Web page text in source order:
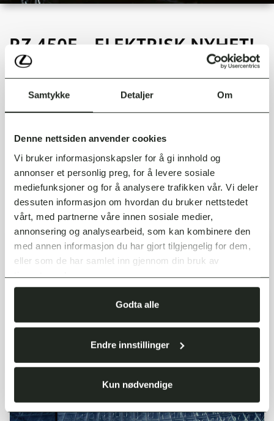
Samtykke Detaljer Om
Denne nettsiden anvender cookies
Vi bruker informasjonskapsler for å gi innhold og
annonser et personlig preg, for å levere sosiale
mediefunksjoner og for å analysere trafikken vår. Vi deler
dessuten informasjon om hvordan du bruker nettstedet
vårt, med partnerne våre innen sosiale medier,
annonsering og analysearbeid, som kan kombinere den
med annen informasjon du har gjort tilgjengelig for dem,
eller som de har samlet inn gjennom din bruk av
tjenestene deres.
Godta alle
Endre innstillinger
Kun nødvendige
RZ 450E - ELEKTRISK NYHET!
motordreiemomentkontroll og optimal plassering av batteri og motorer
som sørger for ideell vektfordeling og høy respons. Konseptet kalles
beroende på kjøreforhold og underlag. Det gjør at RZ 450
responderer direkte på sjåførens input og tar Lexus Driving Signature til
et nytt nivå.